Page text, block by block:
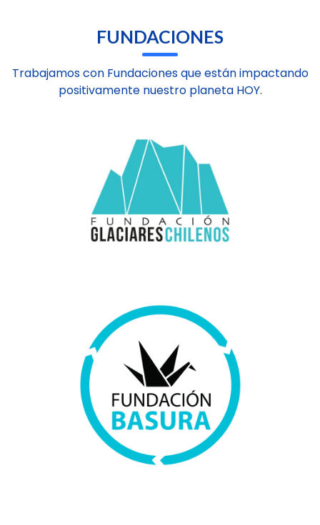
FUNDACIONES
Trabajamos con Fundaciones que están impactando
positivamente nuestro planeta HOY.